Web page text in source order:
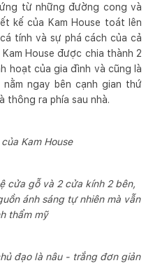
từ những đường cong và
kế của Kam House toát lên
tính và sự phá cách của cả
House được chia thành 2
hoạt của gia đình và cũng là
ngay bên cạnh gian thứ
thông ra phía sau nhà.
Kam House
cửa gỗ và 2 cửa kính 2 bên,
ánh sáng tự nhiên mà vẫn
thẩm mỹ
đạo là nâu - trắng đơn giản